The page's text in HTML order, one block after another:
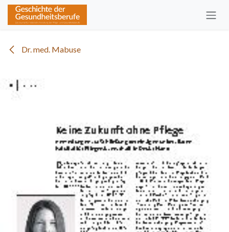
Zum Inhalt springen
Dr. med. Mabuse